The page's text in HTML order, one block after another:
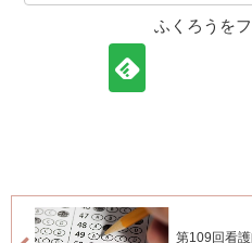
ふくろうを
第109回看